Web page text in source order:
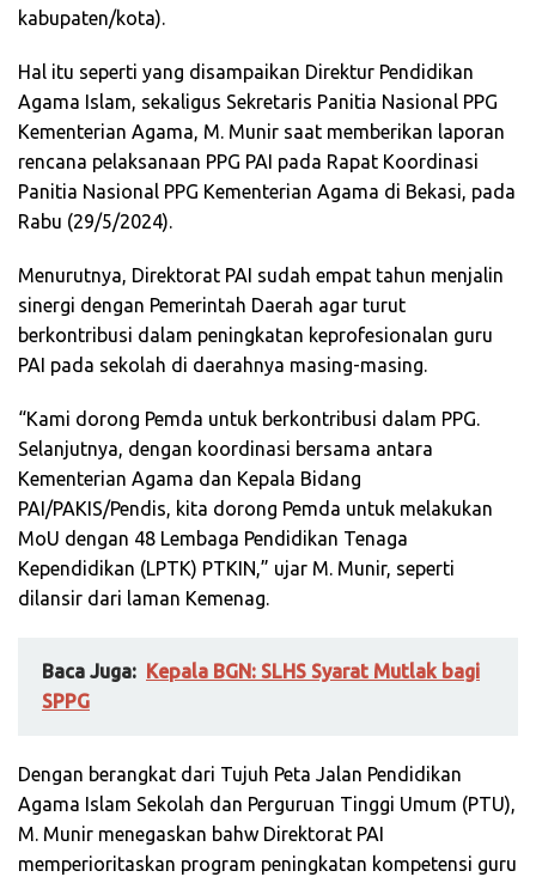
kabupaten/kota).
Hal itu seperti yang disampaikan Direktur Pendidikan
Agama Islam, sekaligus Sekretaris Panitia Nasional PPG
Kementerian Agama, M. Munir saat memberikan laporan
rencana pelaksanaan PPG PAI pada Rapat Koordinasi
Panitia Nasional PPG Kementerian Agama di Bekasi, pada
Rabu (29/5/2024).
Menurutnya, Direktorat PAI sudah empat tahun menjalin
sinergi dengan Pemerintah Daerah agar turut
berkontribusi dalam peningkatan keprofesionalan guru
PAI pada sekolah di daerahnya masing-masing.
“Kami dorong Pemda untuk berkontribusi dalam PPG.
Selanjutnya, dengan koordinasi bersama antara
Kementerian Agama dan Kepala Bidang
PAI/PAKIS/Pendis, kita dorong Pemda untuk melakukan
MoU dengan 48 Lembaga Pendidikan Tenaga
Kependidikan (LPTK) PTKIN,” ujar M. Munir, seperti
dilansir dari laman Kemenag.
Baca Juga: Kepala BGN: SLHS Syarat Mutlak bagi
SPPG
Dengan berangkat dari Tujuh Peta Jalan Pendidikan
Agama Islam Sekolah dan Perguruan Tinggi Umum (PTU),
M. Munir menegaskan bahw Direktorat PAI
memperioritaskan program peningkatan kompetensi guru